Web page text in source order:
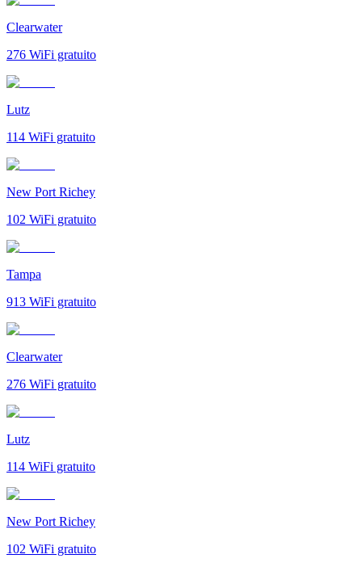
Clearwater
276 WiFi gratuito
Lutz
114 WiFi gratuito
New Port Richey
102 WiFi gratuito
Tampa
913 WiFi gratuito
Clearwater
276 WiFi gratuito
Lutz
114 WiFi gratuito
New Port Richey
102 WiFi gratuito